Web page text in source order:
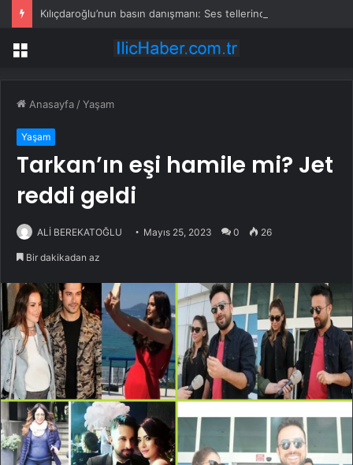
Menü
Anasayfa /Yaşam
Yaşam
Tarkan’ın eşi hamile mi? Jet
reddi geldi
ALİ BEREKATOĞLU Mayıs 25, 2023 0 26
Bir dakikadan az